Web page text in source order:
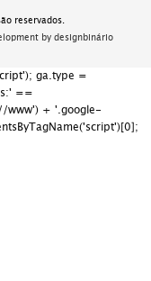
reservados.
by designbinário
ga.type =
==
www') + '.google-